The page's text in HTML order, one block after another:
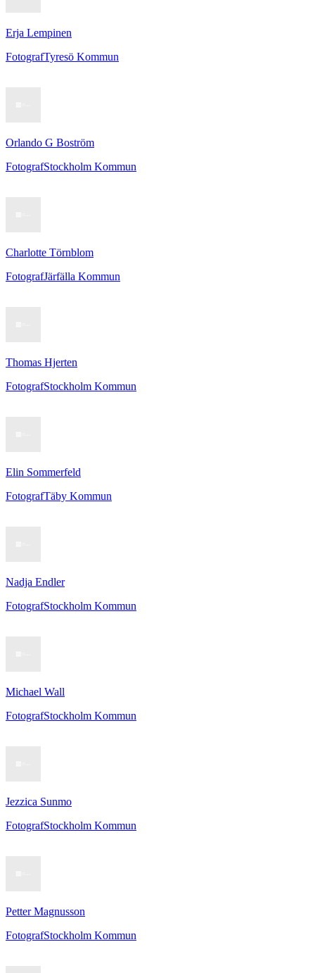
Erja Lempinen
FotografTyresö Kommun
Orlando G Boström
FotografStockholm Kommun
Charlotte Törnblom
FotografJärfälla Kommun
Thomas Hjerten
FotografStockholm Kommun
Elin Sommerfeld
FotografTäby Kommun
Nadja Endler
FotografStockholm Kommun
Michael Wall
FotografStockholm Kommun
Jezzica Sunmo
FotografStockholm Kommun
Petter Magnusson
FotografStockholm Kommun